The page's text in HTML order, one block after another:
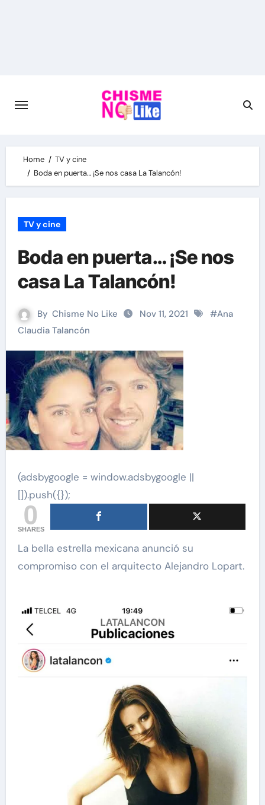
Home
TV y cine
Boda en puerta… ¡Se nos casa La Talancón!
TV y cine
Boda en puerta… ¡Se nos
casa La Talancón!
By Chisme No Like Nov 11, 2021 #Ana
Claudia Talancón
(adsbygoogle = window.adsbygoogle ||
[]).push({});
0
SHARES
La bella estrella mexicana anunció su
compromiso con el arquitecto Alejandro Lopart.